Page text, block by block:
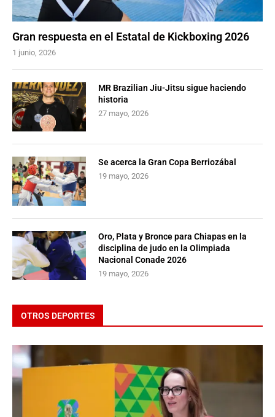
Gran respuesta en el Estatal de Kickboxing 2026
1 junio, 2026
MR Brazilian Jiu-Jitsu sigue haciendo
historia
27 mayo, 2026
Se acerca la Gran Copa Berriozábal
19 mayo, 2026
Oro, Plata y Bronce para Chiapas en la
disciplina de judo en la Olimpiada
Nacional Conade 2026
19 mayo, 2026
OTROS DEPORTES